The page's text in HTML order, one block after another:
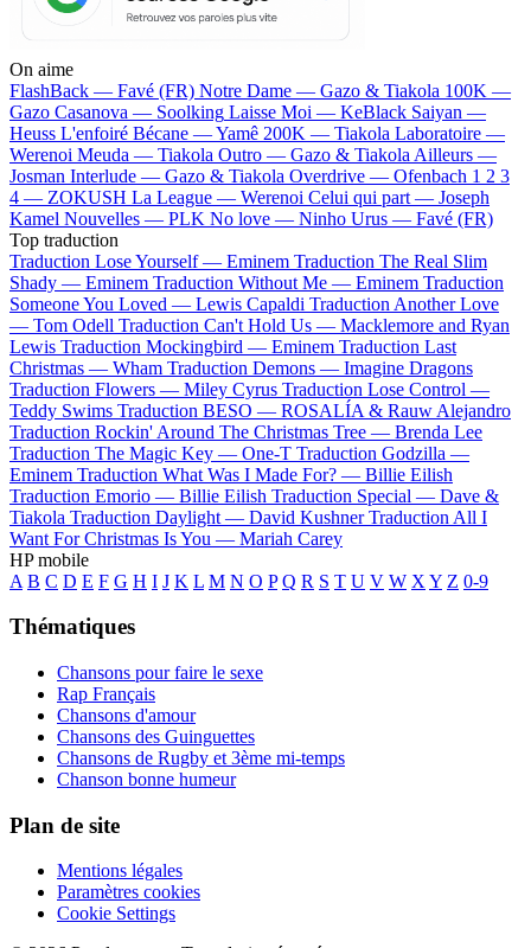
On aime
FlashBack — Favé (FR) Notre Dame — Gazo & Tiakola 100K —
Gazo Casanova — Soolking Laisse Moi — KeBlack Saiyan —
Heuss L'enfoiré Bécane —Yamê 200K — Tiakola Laboratoire —
Werenoi Meuda — Tiakola Outro — Gazo & Tiakola Ailleurs —
Josman Interlude — Gazo & Tiakola Overdrive — Ofenbach 1 2 3
4 — ZOKUSH La League — Werenoi Celui qui part — Joseph
Kamel Nouvelles — PLK No love — Ninho Urus — Favé (FR)
Top traduction
Traduction Lose Yourself — Eminem Traduction The Real Slim
Shady — Eminem Traduction Without Me — Eminem Traduction
Someone You Loved — Lewis Capaldi Traduction Another Love
— Tom Odell Traduction Can't Hold Us — Macklemore and Ryan
Lewis Traduction Mockingbird — Eminem Traduction Last
Christmas — Wham Traduction Demons — Imagine Dragons
Traduction Flowers — Miley Cyrus Traduction Lose Control —
Teddy Swims Traduction BESO — ROSALÍA & Rauw Alejandro
Traduction Rockin' Around The Christmas Tree — Brenda Lee
Traduction The Magic Key — One-T Traduction Godzilla —
Eminem Traduction What Was I Made For? — Billie Eilish
Traduction Emorio — Billie Eilish Traduction Special — Dave &
Tiakola Traduction Daylight — David Kushner Traduction All I
Want For Christmas Is You — Mariah Carey
HP mobile
A B C D E F G H I J K L M N O P Q R S T U V W X Y Z 0-9
Thématiques
Chansons pour faire le sexe
Rap Français
Chansons d'amour
Chansons des Guinguettes
Chansons de Rugby et 3ème mi-temps
Chanson bonne humeur
Plan de site
Mentions légales
Paramètres cookies
Cookie Settings